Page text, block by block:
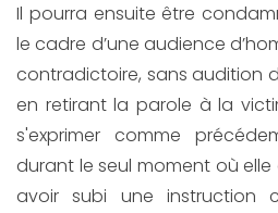
Il pourra ensuite être
le cadre d’une audience
contradictoire, sans audition
en retirant la parole à la
s'exprimer comme
durant le seul moment où
avoir subi une instruction